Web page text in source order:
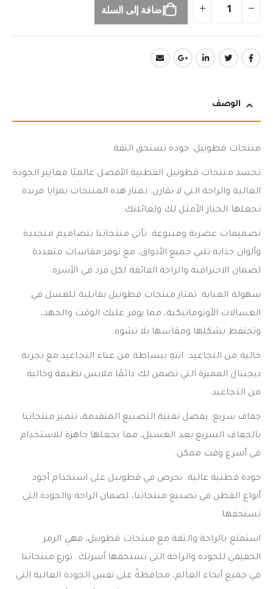
إضافة إلى السلة
الوصف
منتجات قطونيل: جودة تستحق الثقة
تجسد منتجات قطونيل القطنية الأفضل عالميًا معايير الجودة
العالية والراحة التي لا تقارن. تمتاز هذه المنتجات بمزايا فريدة
تجعلها الخيار الأمثل لك ولعائلتك:
تصميمات عصرية ومتنوعة: تأتي منتجاتنا بتصاميم متجددة
وألوان جذابة تلبي جميع الأذواق، مع توفر مقاسات متعددة
لضمان الاحترافية والراحة الفائقة لكل فرد في الأسرة.
سهولة العناية: تمتاز منتجات قطونيل بقابلية للغسل في
الغسالات الأوتوماتيكية، مما يوفر عليك الوقت والجهد،
وتحتفظ بشكلها ومقاسها بلا تشوه.
خالية من التجاعيد: انتهِ ببساطة من عناء التجاعيد مع تجربة
ديجيتال المميزة التي تضمن لك دائمًا ملابس نظيفة وخالية
من التجاعيد.
جفاف سريع: بفضل تقنية التصنيع المتقدمة، تتميز منتجاتنا
بالجفاف السريع بعد الغسيل، مما يجعلها جاهزة للاستخدام
في أسرع وقت ممكن.
جودة قطنية عالية: نحرص في قطونيل على استخدام أجود
أنواع القطن في تصنيع منتجاتنا، لضمان الراحة والجودة التي
تستحقها.
استمتع بالراحة والثقة مع منتجات قطونيل، فهي الرمز
الحقيقي للجودة والراحة التي تستحقها أسرتك. توزع منتجاتنا
في جميع أنحاء العالم، محافظةً على نفس الجودة العالية التي